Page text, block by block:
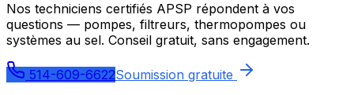
Nos techniciens certifiés APSP répondent à vos
questions — pompes, filtreurs, thermopompes ou
systèmes au sel. Conseil gratuit, sans engagement.
514-609-6622Soumission gratuite